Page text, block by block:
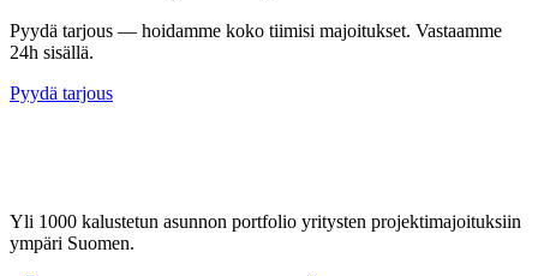
Pyydä tarjous — hoidamme koko tiimisi majoitukset. Vastaamme
24h sisällä.
Pyydä tarjous
Yli 1000 kalustetun asunnon portfolio yritysten projektimajoituksiin
ympäri Suomen.